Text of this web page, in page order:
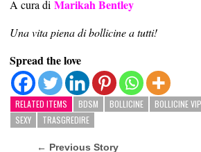
A cura di Marikah Bentley
Una vita piena di bollicine a tutti!
Spread the love
RELATED ITEMS BDSM BOLLICINE BOLLICINE VIP
SEXY
TRASGREDIRE
← Previous Story